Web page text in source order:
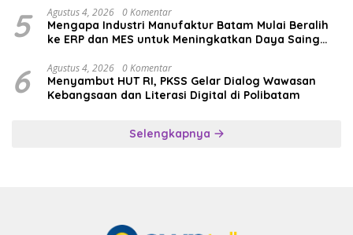
5 Agustus 4, 2026 0 Komentar
Mengapa Industri Manufaktur Batam Mulai Beralih
ke ERP dan MES untuk Meningkatkan Daya Saing
6 Agustus 4, 2026 0 Komentar
Menyambut HUT RI, PKSS Gelar Dialog Wawasan
Kebangsaan dan Literasi Digital di Polibatam
Selengkapnya